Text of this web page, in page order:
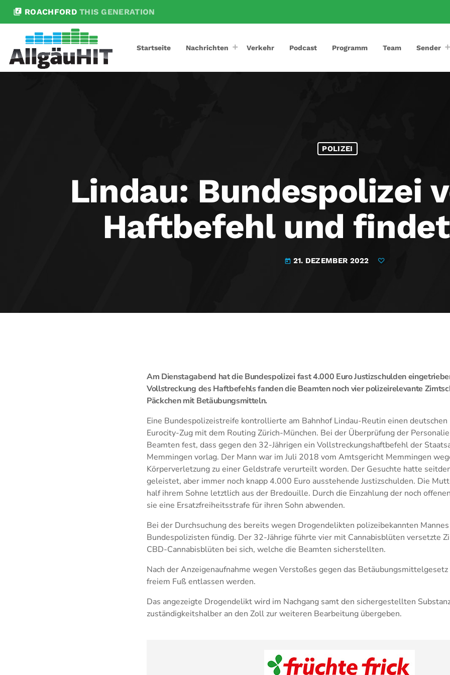
library_music ROACHFORD THIS GENERATION
Startseite Nachrichten Verkehr Podcast Programm Team Sender
POLIZEI
Lindau: Bundespolizei
Haftbefehl und
today 21. DEZEMBER 2022
Am Dienstagabend hat die Bundespolizei fast 4.000 Euro Justizschulden
Vollstreckung des Haftbefehls fanden die Beamten noch vier polizeirelevante
Päckchen mit Betäubungsmitteln.
Eine Bundespolizeistreife kontrollierte am Bahnhof Lindau-Reutin einen deutschen
Eurocity-Zug mit dem Routing Zürich-München. Bei der Überprüfung der
Beamten fest, dass gegen den 32-Jährigen ein Vollstreckungshaftbefehl der
Memmingen vorlag. Der Mann war im Juli 2018 vom Amtsgericht Memmingen
Körperverletzung zu einer Geldstrafe verurteilt worden. Der Gesuchte hatte
geleistet, aber immer noch knapp 4.000 Euro ausstehende Justizschulden. Die
half ihrem Sohne letztlich aus der Bredouille. Durch die Einzahlung der noch
sie eine Ersatzfreiheitsstrafe für ihren Sohn abwenden.
Bei der Durchsuchung des bereits wegen Drogendelikten polizeibekannten
Bundespolizisten fündig. Der 32-Jährige führte vier mit Cannabisblüten versetzte
CBD-Cannabisblüten bei sich, welche die Beamten sicherstellten.
Nach der Anzeigenaufnahme wegen Verstoßes gegen das
freiem Fuß entlassen werden.
Das angezeigte Drogendelikt wird im Nachgang samt den sichergestellten
zuständigkeitshalber an den Zoll zur weiteren Bearbeitung übergeben.